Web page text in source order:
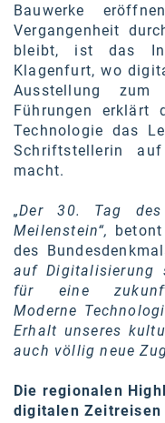
Kontakt
Bauwerke
Vergangenheit
bleibt, ist das
Klagenfurt, wo
Ausstellung
Führungen erklärt
Technologie das
Schriftstellerin
macht.
„Der 30. Tag
Meilenstein“,
des
auf Digitalisierung
für eine
Moderne
Erhalt unseres
auch völlig neue
Die regionalen
digitalen Zeitreisen